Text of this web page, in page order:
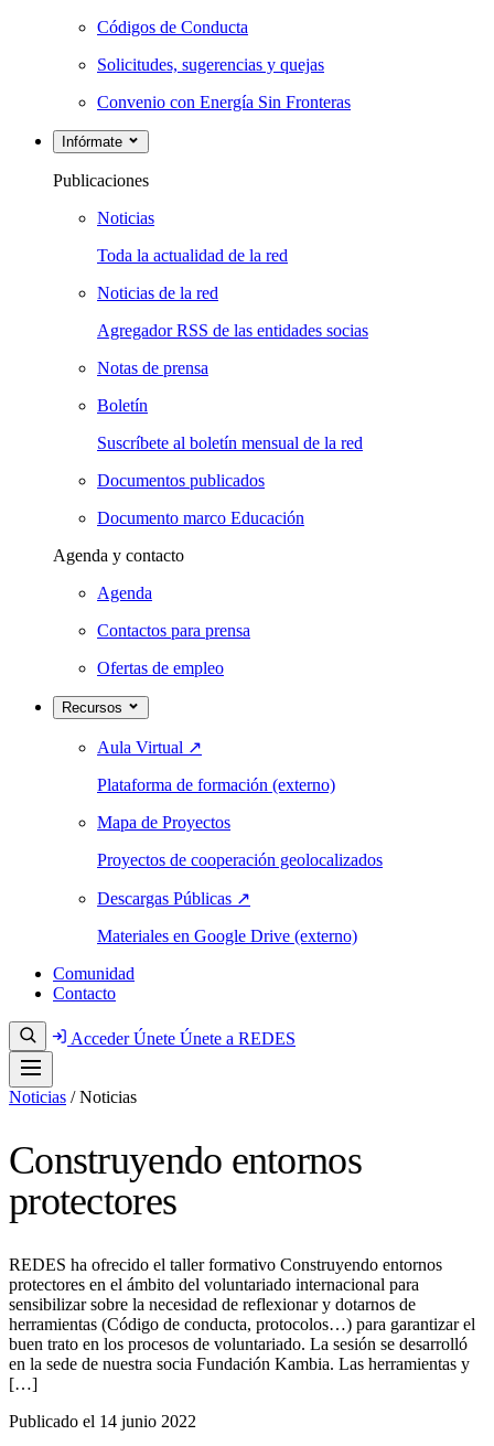
Códigos de Conducta
Solicitudes, sugerencias y quejas
Convenio con Energía Sin Fronteras
Infórmate
Publicaciones
Noticias
Toda la actualidad de la red
Noticias de la red
Agregador RSS de las entidades socias
Notas de prensa
Boletín
Suscríbete al boletín mensual de la red
Documentos publicados
Documento marco Educación
Agenda y contacto
Agenda
Contactos para prensa
Ofertas de empleo
Recursos
Aula Virtual ↗
Plataforma de formación (externo)
Mapa de Proyectos
Proyectos de cooperación geolocalizados
Descargas Públicas ↗
Materiales en Google Drive (externo)
Comunidad
Contacto
AccederÚnete Únete a REDES
Noticias / Noticias
Construyendo entornos
protectores
REDES ha ofrecido el taller formativo Construyendo entornos
protectores en el ámbito del voluntariado internacional para
sensibilizar sobre la necesidad de reflexionar y dotarnos de
herramientas (Código de conducta, protocolos…) para garantizar el
buen trato en los procesos de voluntariado. La sesión se desarrolló
en la sede de nuestra socia Fundación Kambia. Las herramientas y
[…]
Publicado el 14 junio 2022